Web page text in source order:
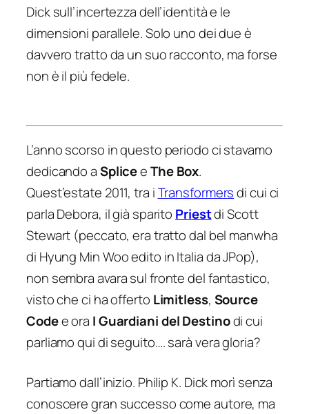
Dick sull’incertezza dell’identità e le
dimensioni parallele. Solo uno dei due è
davvero tratto da un suo racconto, ma forse
non è il più fedele.
L’anno scorso in questo periodo ci stavamo
dedicando aSpliceeThe Box.
Quest’estate 2011, tra iTransformersdi cui ci
parla Debora, il già sparito Priestdi Scott
Stewart (peccato, era tratto dal bel manwha
di Hyung Min Woo edito in Italia da JPop),
non sembra avara sul fronte del fantastico,
visto che ci ha offerto Limitless, Source
Codee ora I Guardiani del Destinodi cui
parliamo qui di seguito…. sarà vera gloria?
Partiamo dall’inizio. Philip K. Dick morì senza
conoscere gran successo come autore, ma